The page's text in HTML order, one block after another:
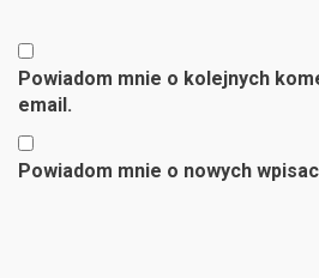
Powiadom mnie o kolejnych
email.
Powiadom mnie o nowych